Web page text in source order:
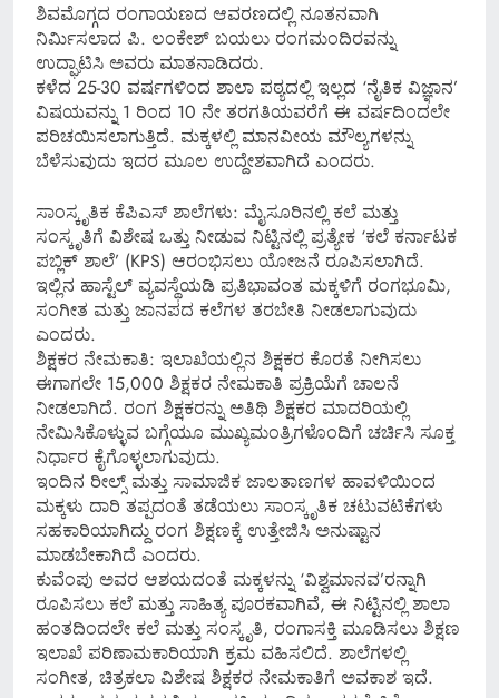
ಶಿವಮೊಗ್ಗದ ರಂಗಾಯಣದ ಆವರಣದಲ್ಲಿ ನೂತನವಾಗಿ
ನಿರ್ಮಿಸಲಾದ ಪಿ. ಲಂಕೇಶ್ ಬಯಲು ರಂಗಮಂದಿರವನ್ನು
ಉದ್ಘಾಟಿಸಿ ಅವರು ಮಾತನಾಡಿದರು.
ಕಳೆದ 25-30 ವರ್ಷಗಳಿಂದ ಶಾಲಾ ಪಠ್ಯದಲ್ಲಿ ಇಲ್ಲದ ‘ನೈತಿಕ ವಿಜ್ಞಾನ’
ವಿಷಯವನ್ನು 1 ರಿಂದ 10 ನೇ ತರಗತಿಯವರೆಗೆ ಈ ವರ್ಷದಿಂದಲೇ
ಪರಿಚಯಿಸಲಾಗುತ್ತಿದೆ. ಮಕ್ಕಳಲ್ಲಿ ಮಾನವೀಯ ಮೌಲ್ಯಗಳನ್ನು
ಬೆಳೆಸುವುದು ಇದರ ಮೂಲ ಉದ್ದೇಶವಾಗಿದೆ ಎಂದರು.
ಸಾಂಸ್ಕೃತಿಕ ಕೆಪಿಎಸ್ ಶಾಲೆಗಳು: ಮೈಸೂರಿನಲ್ಲಿ ಕಲೆ ಮತ್ತು
ಸಂಸ್ಕೃತಿಗೆ ವಿಶೇಷ ಒತ್ತು ನೀಡುವ ನಿಟ್ಟಿನಲ್ಲಿ ಪ್ರತ್ಯೇಕ ‘ಕಲೆ ಕರ್ನಾಟಕ
ಪಬ್ಲಿಕ್ ಶಾಲೆ’ (KPS) ಆರಂಭಿಸಲು ಯೋಜನೆ ರೂಪಿಸಲಾಗಿದೆ.
ಇಲ್ಲಿನ ಹಾಸ್ಟೆಲ್ ವ್ಯವಸ್ಥೆಯಡಿ ಪ್ರತಿಭಾವಂತ ಮಕ್ಕಳಿಗೆ ರಂಗಭೂಮಿ,
ಸಂಗೀತ ಮತ್ತು ಜಾನಪದ ಕಲೆಗಳ ತರಬೇತಿ ನೀಡಲಾಗುವುದು
ಎಂದರು.
ಶಿಕ್ಷಕರ ನೇಮಕಾತಿ: ಇಲಾಖೆಯಲ್ಲಿನ ಶಿಕ್ಷಕರ ಕೊರತೆ ನೀಗಿಸಲು
ಈಗಾಗಲೇ 15,000 ಶಿಕ್ಷಕರ ನೇಮಕಾತಿ ಪ್ರಕ್ರಿಯೆಗೆ ಚಾಲನೆ
ನೀಡಲಾಗಿದೆ. ರಂಗ ಶಿಕ್ಷಕರನ್ನು ಅತಿಥಿ ಶಿಕ್ಷಕರ ಮಾದರಿಯಲ್ಲಿ
ನೇಮಿಸಿಕೊಳ್ಳುವ ಬಗ್ಗೆಯೂ ಮುಖ್ಯಮಂತ್ರಿಗಳೊಂದಿಗೆ ಚರ್ಚಿಸಿ ಸೂಕ್ತ
ನಿರ್ಧಾರ ಕೈಗೊಳ್ಳಲಾಗುವುದು.
ಇಂದಿನ ರೀಲ್ಸ್ ಮತ್ತು ಸಾಮಾಜಿಕ ಜಾಲತಾಣಗಳ ಹಾವಳಿಯಿಂದ
ಮಕ್ಕಳು ದಾರಿ ತಪ್ಪದಂತೆ ತಡೆಯಲು ಸಾಂಸ್ಕೃತಿಕ ಚಟುವಟಿಕೆಗಳು
ಸಹಕಾರಿಯಾಗಿದ್ದು ರಂಗ ಶಿಕ್ಷಣಕ್ಕೆ ಉತ್ತೇಜಿಸಿ ಅನುಷ್ಟಾನ
ಮಾಡಬೇಕಾಗಿದೆ ಎಂದರು.
ಕುವೆಂಪು ಅವರ ಆಶಯದಂತೆ ಮಕ್ಕಳನ್ನು ‘ವಿಶ್ವಮಾನವ’ರನ್ನಾಗಿ
ರೂಪಿಸಲು ಕಲೆ ಮತ್ತು ಸಾಹಿತ್ಯ ಪೂರಕವಾಗಿವೆ, ಈ ನಿಟ್ಟಿನಲ್ಲಿ ಶಾಲಾ
ಹಂತದಿಂದಲೇ ಕಲೆ ಮತ್ತು ಸಂಸ್ಕೃತಿ, ರಂಗಾಸಕ್ತಿ ಮೂಡಿಸಲು ಶಿಕ್ಷಣ
ಇಲಾಖೆ ಪರಿಣಾಮಕಾರಿಯಾಗಿ ಕ್ರಮ ವಹಿಸಲಿದೆ. ಶಾಲೆಗಳಲ್ಲಿ
ಸಂಗೀತ, ಚಿತ್ರಕಲಾ ವಿಶೇಷ ಶಿಕ್ಷಕರ ನೇಮಕಾತಿಗೆ ಅವಕಾಶ ಇದೆ.